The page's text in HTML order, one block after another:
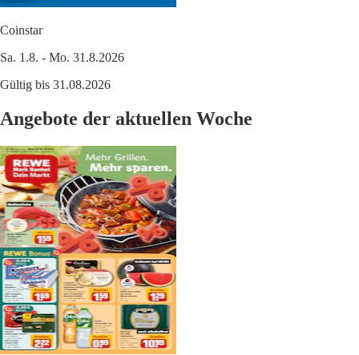
Coinstar
Sa. 1.8. - Mo. 31.8.2026
Gültig bis 31.08.2026
Angebote der aktuellen Woche